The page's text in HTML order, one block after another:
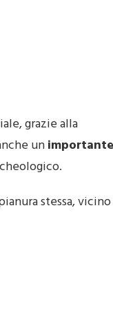
grazie alla
unimportante
stessa, vicino